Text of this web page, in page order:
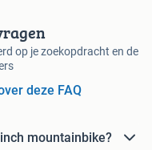
op je zoekopdracht en de
deze FAQ
mountainbike?